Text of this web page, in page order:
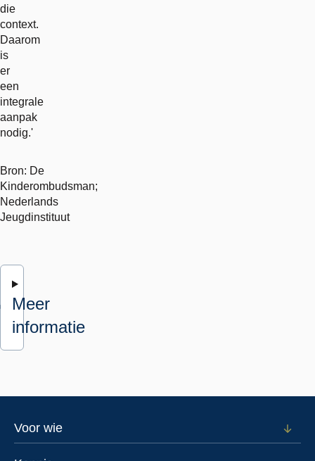
die
context.
Daarom
is
er
een
integrale
aanpak
nodig.'
Bron: De
Kinderombudsman;
Nederlands
Jeugdinstituut
Meer
informatie
Footer
Voor wie
Open